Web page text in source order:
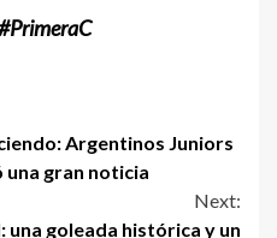
Argentinos Juniors
una gran noticia
Next:
goleada histórica y un